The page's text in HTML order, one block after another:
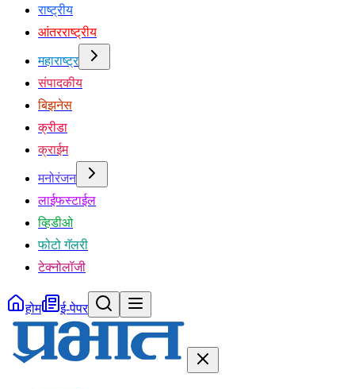
राष्ट्रीय
आंतरराष्ट्रीय
महाराष्ट्र
संपादकीय
बिझनेस
क्रीडा
क्राईम
मनोरंजन
लाईफस्टाईल
व्हिडीओ
फोटो गॅलरी
टेक्नोलॉजी
होम ई-पेपर